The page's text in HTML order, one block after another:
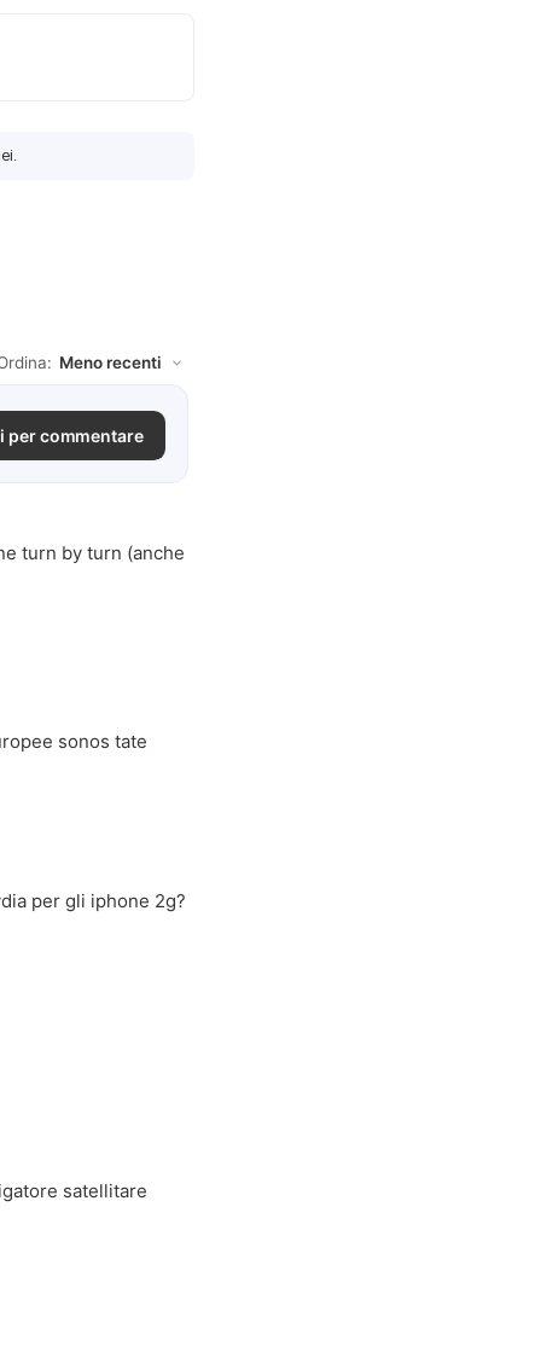
per commentare
turn by turn (anche
sonos tate
per gli iphone 2g?
satellitare